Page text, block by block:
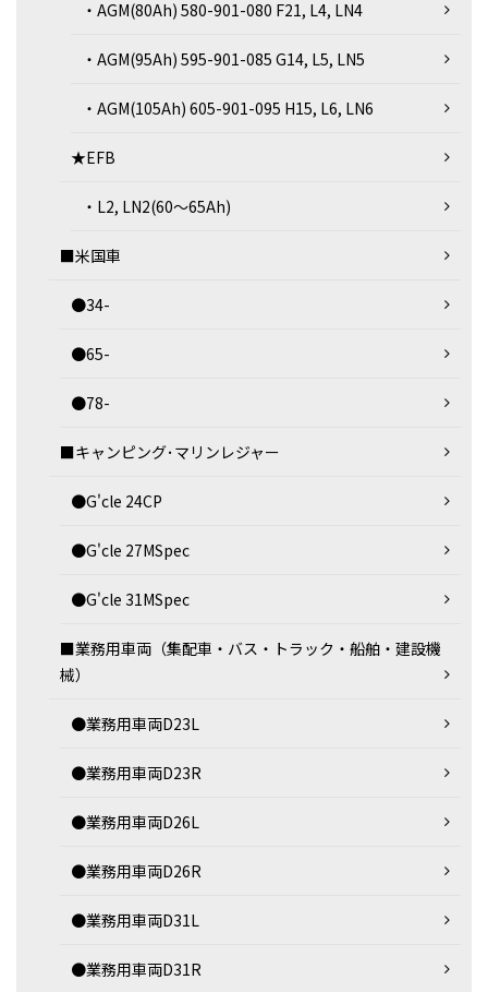
・AGM(80Ah) 580-901-080 F21, L4, LN4
・AGM(95Ah) 595-901-085 G14, L5, LN5
・AGM(105Ah) 605-901-095 H15, L6, LN6
★EFB
・L2, LN2(60～65Ah)
■米国車
●34-
●65-
●78-
■キャンピング･マリンレジャー
●G'cle 24CP
●G'cle 27MSpec
●G'cle 31MSpec
■業務用車両（集配車・バス・トラック・船舶・建設機
械）
●業務用車両D23L
●業務用車両D23R
●業務用車両D26L
●業務用車両D26R
●業務用車両D31L
●業務用車両D31R